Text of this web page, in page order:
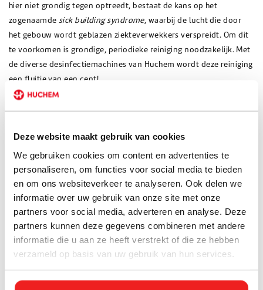
Deze website maakt gebruik van cookies
We gebruiken cookies om content en advertenties te
personaliseren, om functies voor social media te bieden
en om ons websiteverkeer te analyseren. Ook delen we
informatie over uw gebruik van onze site met onze
partners voor social media, adverteren en analyse. Deze
partners kunnen deze gegevens combineren met andere
informatie die u aan ze heeft verstrekt of die ze hebben
verzameld op basis van uw gebruik van hun services.
hier niet grondig tegen optreedt, bestaat de kans op het
zogenaamde sick building syndrome, waarbij de lucht die door
het gebouw wordt geblazen ziekteverwekkers verspreidt. Om dit
te voorkomen is grondige, periodieke reiniging noodzakelijk. Met
de diverse desinfectiemachines van Huchem wordt deze reiniging
een fluitje van een cent!
ontsmettingsmachines
Wij bieden diverse soorten elektronische machines aan voor
reiniging en ontsmetting. Deze verschillen bijvoorbeeld in het
gebruik van een interne accu of werking op externe stroombron,
maar ook met de manier hoe het ontsmettingsmiddel wordt
verspreid. Zo kan je kiezen voor een zogenaamde
fogger
middel als een mist verspreid door de ruimte en luchtkanalen,